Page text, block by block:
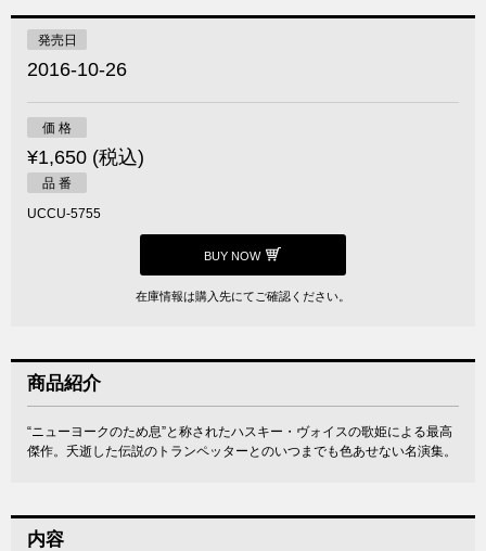
発売日
2016-10-26
価 格
¥1,650 (税込)
品 番
UCCU-5755
BUY NOW
在庫情報は購入先にてご確認ください。
商品紹介
“ニューヨークのため息”と称されたハスキー・ヴォイスの歌姫による最高
傑作。夭逝した伝説のトランペッターとのいつまでも色あせない名演集。
内容